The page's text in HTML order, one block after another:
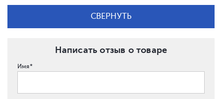
СВЕРНУТЬ
Написать отзыв о товаре
Имя*